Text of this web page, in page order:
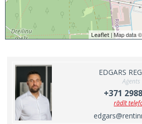
Leaflet | Map data ©
EDGARS
Aģents
+371
rādīt